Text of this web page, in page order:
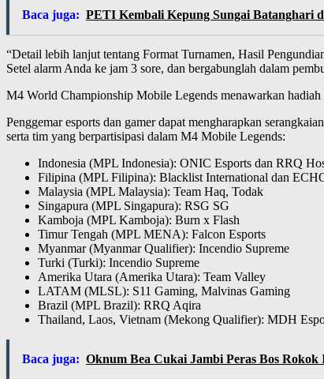
Baca juga: PETI Kembali Kepung Sungai Batanghari
“Detail lebih lanjut tentang Format Turnamen, Hasil
Setel alarm Anda ke jam 3 sore, dan bergabunglah dalam
M4 World Championship Mobile Legends menawarkan
Penggemar esports dan gamer dapat mengharapkan
serta tim yang berpartisipasi dalam M4 Mobile Legends:
Indonesia (MPL Indonesia): ONIC Esports dan RRQ
Filipina (MPL Filipina): Blacklist International dan
Malaysia (MPL Malaysia): Team Haq, Todak
Singapura (MPL Singapura): RSG SG
Kamboja (MPL Kamboja): Burn x Flash
Timur Tengah (MPL MENA): Falcon Esports
Myanmar (Myanmar Qualifier): Incendio Supreme
Turki (Turki): Incendio Supreme
Amerika Utara (Amerika Utara): Team Valley
LATAM (MLSL): S11 Gaming, Malvinas Gaming
Brazil (MPL Brazil): RRQ Aqira
Thailand, Laos, Vietnam (Mekong Qualifier): MDH
Baca juga: Oknum Bea Cukai Jambi Peras Bos Rokok